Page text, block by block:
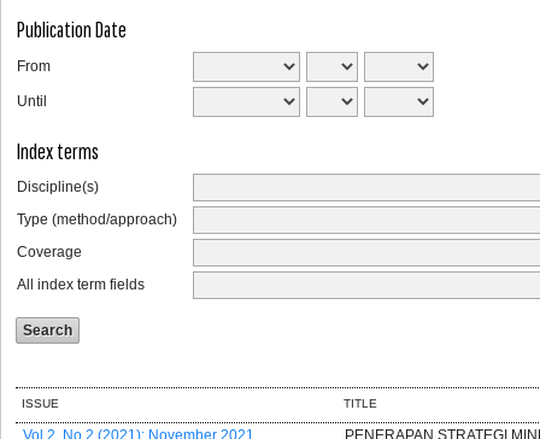
Publication Date
From
Until
Index terms
Discipline(s)
Type (method/approach)
Coverage
All index term fields
ISSUE TITLE
Vol 2, No 2 (2021): November 2021
PENERAPAN STRATEGI